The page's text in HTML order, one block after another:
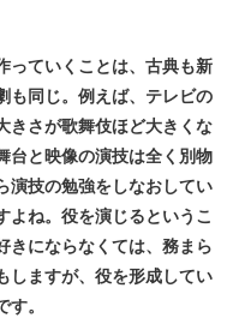
っていくことは、古典も新
も同じ。例えば、テレビの
きさが歌舞伎ほど大きくな
台と映像の演技は全く別物
演技の勉強をしなおしてい
よね。役を演じるというこ
きにならなくては、務まら
しますが、役を形成してい
。